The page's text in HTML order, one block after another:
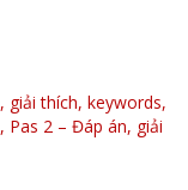
giải thích, keywords,
Pas 2 – Đáp án, giải